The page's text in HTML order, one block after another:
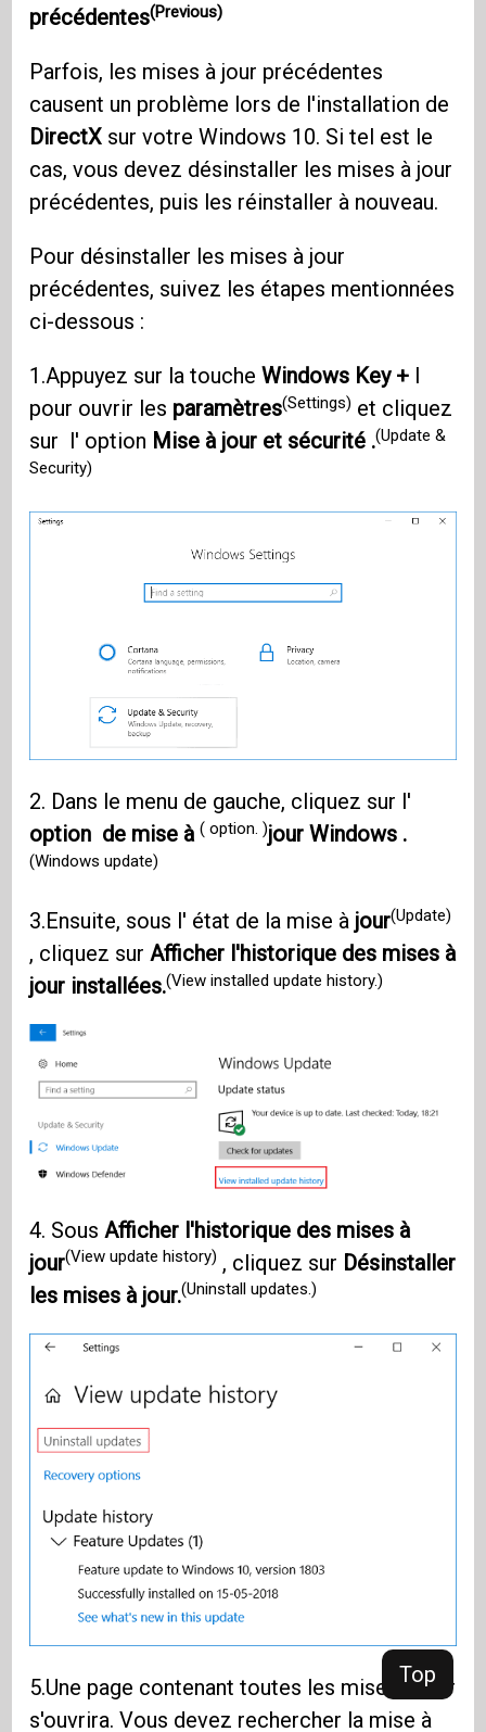
Top
précédentes(Previous)
Parfois, les mises à jour précédentes
causent un problème lors de l'installation de
DirectX sur votre Windows 10. Si tel est le
cas, vous devez désinstaller les mises à jour
précédentes, puis les réinstaller à nouveau.
Pour désinstaller les mises à jour
précédentes, suivez les étapes mentionnées
ci-dessous :
1.Appuyez sur la toucheWindows Key + I
pour ouvrir les paramètres(Settings) et cliquez
sur l' option Mise à jour et sécurité .(Update &
Security)
2. Dans le menu de gauche, cliquez sur l'
option de mise à( option. )jour Windows .
(Windows update)
3.Ensuite, sous l' état de la mise à jour(Update)
, cliquez surAfficher l'historique des mises à
jour installées.(View installed update history.)
4. SousAfficher l'historique des mises à
jour(View update history) , cliquez sur Désinstaller
les mises à jour.(Uninstall updates.)
5.Une page contenant toutes les mises à jour
s'ouvrira. Vous devez rechercher la mise à